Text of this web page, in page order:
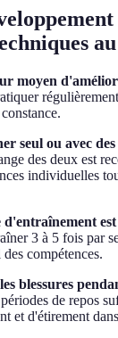
moyen
seul ou avec
des deux est
individuelles
3 à 5 fois par
compétences.
blessures
de repos
et d'étirement